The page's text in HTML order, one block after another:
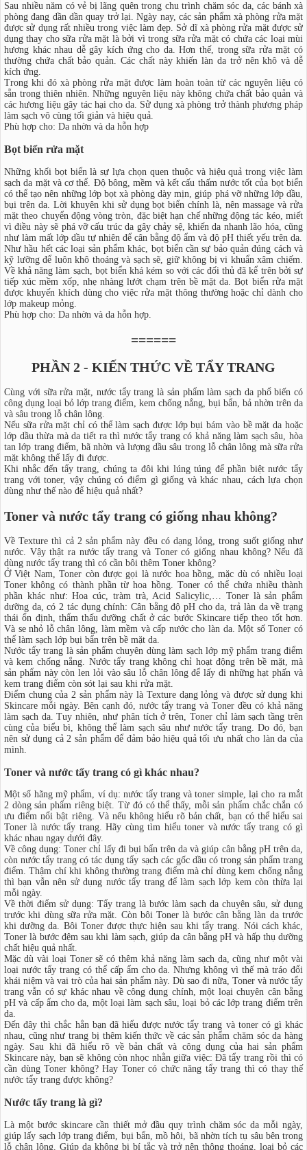
Sau nhiều năm có vẻ bị lãng quên trong chu trình chăm sóc da, các bánh xà
phòng đang dần dần quay trở lại. Ngày nay, các sản phẩm xà phòng rửa mặt
được sử dụng rất nhiều trong việc làm đẹp. Sở dĩ xà phòng rửa mặt được sử
dụng thay cho sữa rửa mặt là bởi vì trong sữa rửa mặt có chứa các loại mùi
hương khác nhau dễ gây kích ứng cho da. Hơn thế, trong sữa rửa mặt có
thường chứa chất bảo quản. Các chất này khiến làn da trở nên khô và dễ
kích ứng.
Trong khi đó xà phòng rửa mặt được làm hoàn toàn từ các nguyên liệu có
sẵn trong thiên nhiên. Những nguyên liệu này không chứa chất bảo quản và
các hương liệu gây tác hại cho da. Sử dụng xà phòng trở thành phương pháp
làm sạch vô cùng tối giản và hiệu quả.
Phù hợp cho: Da nhờn và da hỗn hợp
Bọt biển rửa mặt
Những khối bọt biển là sự lựa chọn quen thuộc và hiệu quả trong việc làm
sạch da mặt và cơ thể. Độ bông, mềm và kết cấu thấm nước tốt của bọt biển
có thể tạo nên những lớp bọt xà phòng dày mịn, giúp phá vỡ những lớp dầu,
bụi trên da. Lời khuyên khi sử dụng bọt biển chính là, nên massage và rửa
mặt theo chuyển động vòng tròn, đặc biệt hạn chế những động tác kéo, miết
vì điều này sẽ phá vỡ cấu trúc da gây chảy sệ, khiến da nhanh lão hóa, cũng
như làm mất lớp dầu tự nhiên để cân bằng độ ẩm và độ pH thiết yếu trên da.
Như hầu hết các loại sản phẩm khác, bọt biển cần sự bảo quản đúng cách và
kỹ lưỡng để luôn khô thoáng và sạch sẽ, giữ không bị vi khuẩn xâm chiếm.
Về khả năng làm sạch, bọt biển khá kém so với các đối thủ đã kể trên bởi sự
tiếp xúc mềm xốp, nhẹ nhàng lướt chạm trên bề mặt da. Bọt biển rửa mặt
được khuyến khích dùng cho việc rửa mặt thông thường hoặc chỉ dành cho
lớp makeup mỏng.
Phù hợp cho: Da nhờn và da hỗn hợp.
======
PHẦN 2 - KIẾN THỨC VỀ TẨY TRANG
Cùng với sữa rửa mặt, nước tẩy trang là sản phẩm làm sạch da phổ biến có
công dụng loại bỏ lớp trang điểm, kem chống nắng, bụi bẩn, bả nhờn trên da
và sâu trong lỗ chân lông.
Nếu sữa rửa mặt chỉ có thể làm sạch được lớp bụi bám vào bề mặt da hoặc
lớp dầu thừa mà da tiết ra thì nước tẩy trang có khả năng làm sạch sâu, hòa
tan lớp trang điểm, bã nhờn và lượng dầu sâu trong lỗ chân lông mà sữa rửa
mặt không thể lấy đi được.
Khi nhắc đến tẩy trang, chúng ta đôi khi lúng túng để phần biệt nước tẩy
trang với toner, vậy chúng có điểm gì giống và khác nhau, cách lựa chọn
dùng như thế nào để hiệu quả nhất?
Toner và nước tẩy trang có giống nhau không?
Về Texture thì cả 2 sản phẩm này đều có dạng lỏng, trong suốt giống như
nước. Vậy thật ra nước tẩy trang và Toner có giống nhau không? Nếu đã
dùng nước tẩy trang thì có cần bôi thêm Toner không?
Ở Việt Nam, Toner còn được gọi là nước hoa hồng, mặc dù có nhiều loại
Toner không có thành phần từ hoa hồng. Toner có thể chứa nhiều thành
phần khác như: Hoa cúc, tràm trà, Acid Salicylic,… Toner là sản phẩm
dưỡng da, có 2 tác dụng chính: Cân bằng độ pH cho da, trả làn da về trạng
thái ổn định, thẩm thấu dưỡng chất ở các bước Skincare tiếp theo tốt hơn.
Và se nhỏ lỗ chân lông, làm mềm và cấp nước cho làn da. Một số Toner có
thể làm sạch lớp bụi bẩn trên bề mặt da.
Nước tẩy trang là sản phẩm chuyên dùng làm sạch lớp mỹ phẩm trang điểm
và kem chống nắng. Nước tẩy trang không chỉ hoạt động trên bề mặt, mà
sản phẩm này còn len lỏi vào sâu lỗ chân lông để lấy đi những hạt phấn và
kem trang điểm còn sót lại sau khi rửa mặt.
Điểm chung của 2 sản phẩm này là Texture dạng lỏng và được sử dụng khi
Skincare mỗi ngày. Bên cạnh đó, nước tẩy trang và Toner đều có khả năng
làm sạch da. Tuy nhiên, như phân tích ở trên, Toner chỉ làm sạch tầng trên
cùng của biểu bì, không thể làm sạch sâu như nước tẩy trang. Do đó, bạn
nên sử dụng cả 2 sản phẩm để đảm bảo hiệu quả tối ưu nhất cho làn da của
mình.
Toner và nước tẩy trang có gì khác nhau?
Một số hãng mỹ phẩm, ví dụ: nước tẩy trang và toner simple, lại cho ra mắt
2 dòng sản phẩm riêng biệt. Từ đó có thể thấy, mỗi sản phẩm chắc chắn có
ưu điểm nổi bật riêng. Và nếu không hiểu rõ bản chất, bạn có thể hiểu sai
Toner là nước tẩy trang. Hãy cùng tìm hiểu toner và nước tẩy trang có gì
khác nhau ngay dưới đây.
Về công dụng: Toner chỉ lấy đi bụi bẩn trên da và giúp cân bằng pH trên da,
còn nước tẩy trang có tác dụng tẩy sạch các gốc dầu có trong sản phẩm trang
điểm. Thậm chí khi không thường trang điểm mà chỉ dùng kem chống nắng
thì bạn vẫn nên sử dụng nước tẩy trang để làm sạch lớp kem còn thừa lại
mỗi ngày.
Về thời điểm sử dụng: Tẩy trang là bước làm sạch da chuyên sâu, sử dụng
trước khi dùng sữa rửa mặt. Còn bôi Toner là bước cân bằng làn da trước
khi dưỡng da. Bôi Toner được thực hiện sau khi tẩy trang. Nói cách khác,
Toner là bước đệm sau khi làm sạch, giúp da cân bằng pH và hấp thụ dưỡng
chất hiệu quả nhất.
Mặc dù vài loại Toner sẽ có thêm khả năng làm sạch da, cũng như một vài
loại nước tẩy trang có thể cấp ẩm cho da. Nhưng không vì thế mà tráo đổi
khái niệm và vai trò của hai sản phẩm này. Dù sao đi nữa, Toner và nước tẩy
trang vẫn có sự khác nhau về công dụng chính, một loại chuyên cân bằng
pH và cấp ẩm cho da, một loại làm sạch sâu, loại bỏ các lớp trang điểm trên
da.
Đến đây thì chắc hẳn bạn đã hiểu được nước tẩy trang và toner có gì khác
nhau, cũng như trang bị thêm kiến thức về các sản phẩm chăm sóc da hàng
ngày. Sau khi đã hiểu rõ về bản chất và công dụng của hai sản phẩm
Skincare này, bạn sẽ không còn nhọc nhằn giữa việc: Đã tẩy trang rồi thì có
cần dùng Toner không? Hay Toner có chức năng tẩy trang thì có thay thế
nước tẩy trang được không?
Nước tẩy trang là gì?
Là một bước skincare cần thiết mở đầu quy trình chăm sóc da mỗi ngày,
giúp lấy sạch lớp trang điểm, bụi bẩn, mồ hôi, bã nhờn tích tụ sâu bên trong
lỗ chân lông. Giúp da không bị bí tắc và trở nên thông thoáng, loại bỏ các